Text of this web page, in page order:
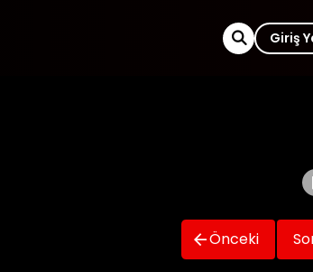
Giriş
Önceki